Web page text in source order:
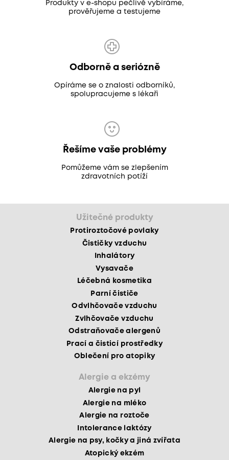
Produkty v e-shopu pečlivě vybíráme,
prověřujeme a testujeme
Odborně a seriózně
Opíráme se o znalosti odborníků,
spolupracujeme s lékaři
Řešíme vaše problémy
Pomůžeme vám se zlepšením
zdravotních potíží
Užitečné produkty
Protiroztočové povlaky
Čističky vzduchu
Inhalátory
Vysavače
Léčebná kosmetika
Parní čističe
Odvlhčovače vzduchu
Zvlhčovače vzduchu
Odstraňovače alergenů
Prací a čisticí prostředky
Oblečení pro atopiky
Alergie a ekzémy
Alergie na pyl
Alergie na mléko
Alergie na roztoče
Intolerance laktózy
Alergie na psy, kočky a jiná zvířata
Atopický ekzém